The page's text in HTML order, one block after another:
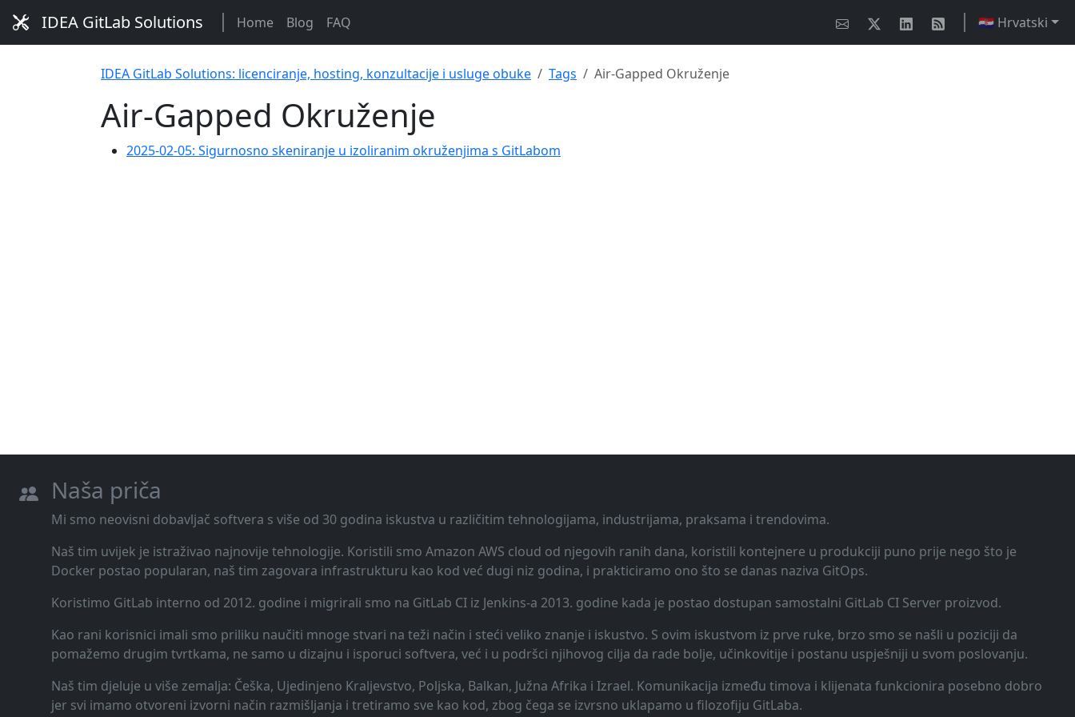
IDEA GitLab Solutions Home Blog FAQ 🇭🇷 Hrvatski
IDEA GitLab Solutions: licenciranje, hosting, konzultacije i usluge obuke Tags Air-Gapped Okruženje
Air-Gapped Okruženje
2025-02-05: Sigurnosno skeniranje u izoliranim okruženjima s GitLabom
Naša priča
Mi smo neovisni dobavljač softvera s više od 30 godina iskustva u različitim tehnologijama, industrijama, praksama i trendovima.
Naš tim uvijek je istraživao najnovije tehnologije. Koristili smo Amazon AWS cloud od njegovih ranih dana, koristili kontejnere u produkciji puno prije nego što je
Docker postao popularan, naš tim zagovara infrastrukturu kao kod već dugi niz godina, i prakticiramo ono što se danas naziva GitOps.
Koristimo GitLab interno od 2012. godine i migrirali smo na GitLab CI iz Jenkins-a 2013. godine kada je postao dostupan samostalni GitLab CI Server proizvod.
Kao rani korisnici imali smo priliku naučiti mnoge stvari na teži način i steći veliko znanje i iskustvo. S ovim iskustvom iz prve ruke, brzo smo se našli u poziciji da
pomažemo drugim tvrtkama, ne samo u dizajnu i isporuci softvera, već i u podršci njihovog cilja da rade bolje, učinkovitije i postanu uspješniji u svom poslovanju.
Naš tim djeluje u više zemalja: Češka, Ujedinjeno Kraljevstvo, Poljska, Balkan, Južna Afrika i Izrael. Komunikacija između timova i klijenata funkcionira posebno dobro
jer svi imamo otvoreni izvorni način razmišljanja i tretiramo sve kao kod, zbog čega se izvrsno uklapamo u filozofiju GitLaba.